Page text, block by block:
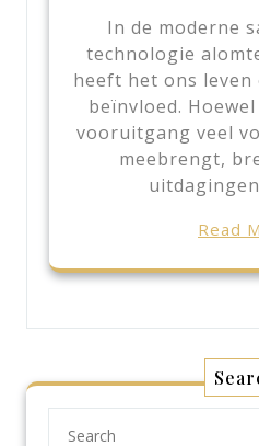
In de moderne
technologie
heeft het ons leven
beïnvloed.
vooruitgang veel
meebrengt,
Read